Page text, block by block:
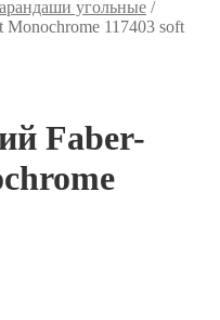
угольные /
Monochrome 117403 soft
Faber-